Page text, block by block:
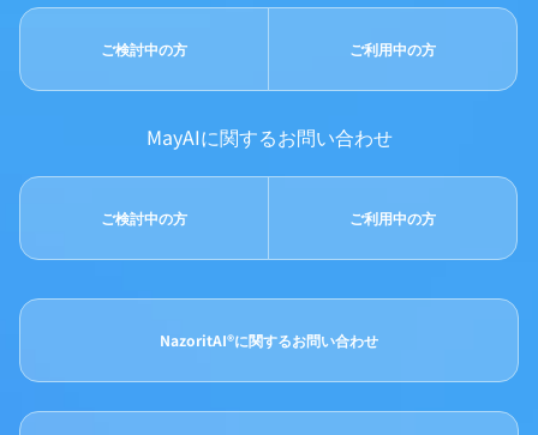
ご検討中の方 ご利用中の方
MayAIに関するお問い合わせ
ご検討中の方 ご利用中の方
NazoritAI®に関するお問い合わせ